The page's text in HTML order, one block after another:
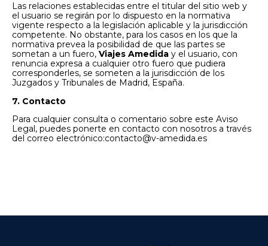
Las relaciones establecidas entre el titular del sitio web y
el usuario se regirán por lo dispuesto en la normativa
vigente respecto a la legislación aplicable y la jurisdicción
competente. No obstante, para los casos en los que la
normativa prevea la posibilidad de que las partes se
sometan a un fuero, Viajes Amedida y el usuario, con
renuncia expresa a cualquier otro fuero que pudiera
corresponderles, se someten a la jurisdicción de los
Juzgados y Tribunales de Madrid, España.
7. Contacto
Para cualquier consulta o comentario sobre este Aviso
Legal, puedes ponerte en contacto con nosotros a través
del correo electrónico:contacto@v-amedida.es